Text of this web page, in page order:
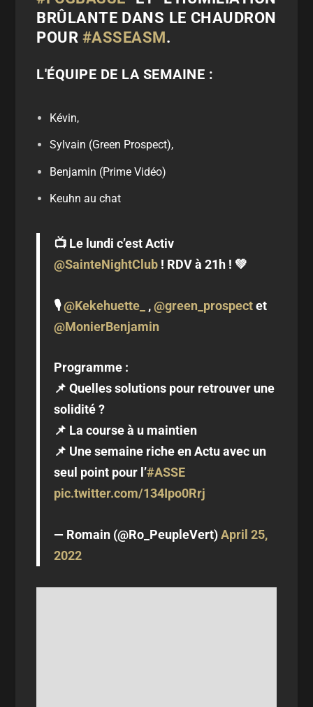
BRÛLANTE DANS LE CHAUDRON
POUR #ASSEASM.
L'ÉQUIPE DE LA SEMAINE :
Kévin,
Sylvain (Green Prospect),
Benjamin (Prime Vidéo)
Keuhn au chat
📺 Le lundi c’est Activ
@SainteNightClub ! RDV à 21h ! 💚
🎙@Kekehuette_ ,@green_prospectet
@MonierBenjamin
Programme :
📌 Quelles solutions pour retrouver une
solidité ?
📌 La course à u maintien
📌 Une semaine riche en Actu avec un
seul point pour l’#ASSE
pic.twitter.com/134Ipo0Rrj
— Romain (@Ro_PeupleVert)April 25,
2022